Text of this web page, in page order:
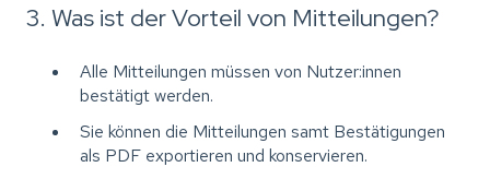
3. Was ist der Vorteil von Mitteilungen?
Alle Mitteilungen müssen von Nutzer:innen
bestätigt werden.
Sie können die Mitteilungen samt Bestätigungen
als PDF exportieren und konservieren.